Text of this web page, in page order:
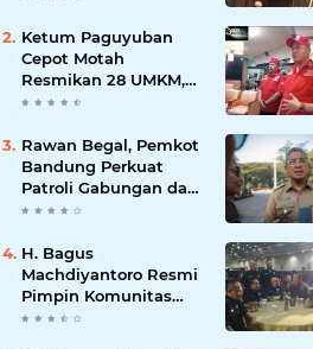
Ketum Paguyuban
Cepot Motah
Resmikan 28 UMKM,
Siap Gelar Festival
Jalan Braga
Rawan Begal, Pemkot
Bandung Perkuat
Patroli Gabungan dan
Pengawasan Digital
H. Bagus
Machdiyantoro Resmi
Pimpin Komunitas
BBC Periode 2026–